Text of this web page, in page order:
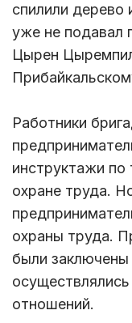
спилили дерево
уже не подавал
Цырен
Работники
инструктажи по
охране труда.
охраны труда.
были
отношений.